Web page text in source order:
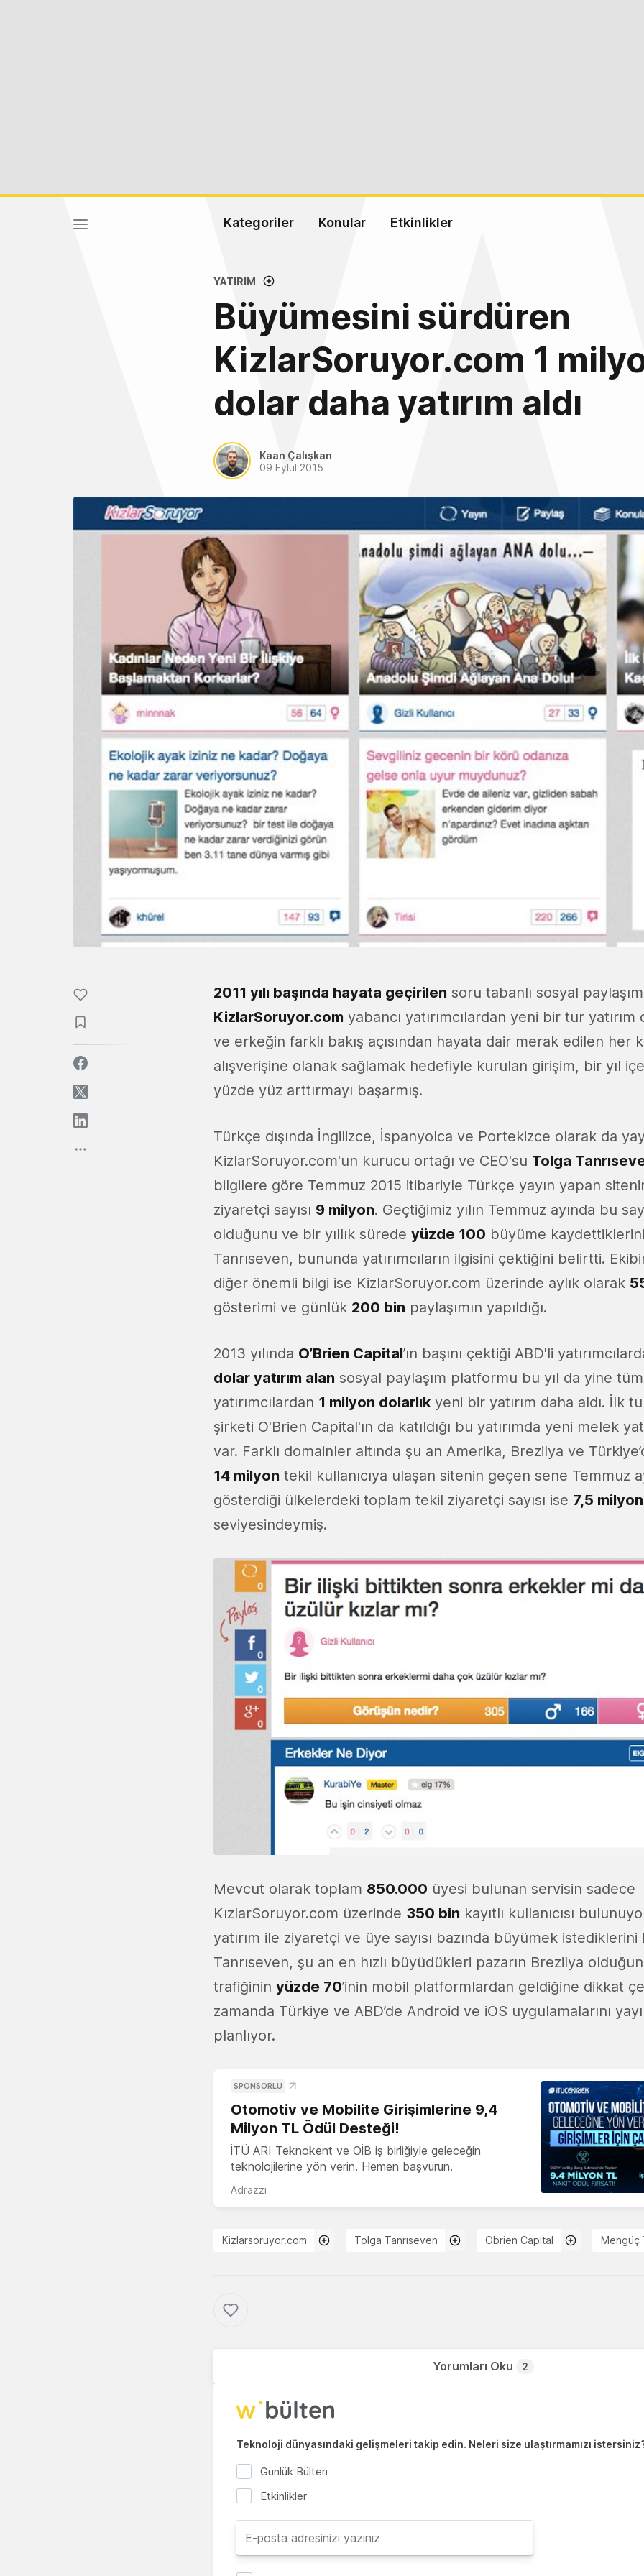
Kategoriler Konular Etkinlikler
YATIRIM
Büyümesini sürdüren
KizlarSoruyor.com 1
dolar daha yatırım aldı
Kaan Çalışkan
09 Eylül 2015
2011 yılı başında hayata geçirilen soru tabanlı sosyal
KizlarSoruyor.com yabancı yatırımcılardan yeni bir tur yatırım
ve erkeğin farklı bakış açısından hayata dair merak edilen her
alışverişine olanak sağlamak hedefiyle kurulan girişim, bir yıl
yüzde yüz arttırmayı başarmış.
Türkçe dışında İngilizce, İspanyolca ve Portekizce olarak da
KizlarSoruyor.com'un kurucu ortağı ve CEO'su Tolga
bilgilere göre Temmuz 2015 itibariyle Türkçe yayın yapan
ziyaretçi sayısı 9 milyon. Geçtiğimiz yılın Temmuz ayında bu
olduğunu ve bir yıllık sürede yüzde 100 büyüme
Tanrıseven, bununda yatırımcıların ilgisini çektiğini belirtti.
diğer önemli bilgi ise KizlarSoruyor.com üzerinde aylık olarak
gösterimi ve günlük 200 bin paylaşımın yapıldığı.
2013 yılında O’Brien Capital’ın başını çektiği ABD'li
dolar yatırım alan sosyal paylaşım platformu bu yıl da yine
yatırımcılardan 1 milyon dolarlıkyeni bir yatırım daha aldı. İlk
şirketi O'Brien Capital'ın da katıldığı bu yatırımda yeni melek
var. Farklı domainler altında şu an Amerika, Brezilya ve
14 milyon tekil kullanıcıya ulaşan sitenin geçen sene Temmuz
gösterdiği ülkelerdeki toplam tekil ziyaretçi sayısı ise 7,5 milyon
seviyesindeymiş.
Mevcut olarak toplam 850.000 üyesi bulunan servisin sadece
KızlarSoruyor.com üzerinde 350 bin kayıtlı kullanıcısı
yatırım ile ziyaretçi ve üye sayısı bazında büyümek
Tanrıseven, şu an en hızlı büyüdükleri pazarın Brezilya
trafiğinin yüzde 70’inin mobil platformlardan geldiğine dikkat
zamanda Türkiye ve ABD’de Android ve iOS uygulamalarını
planlıyor.
SPONSORLU
Otomotiv ve Mobilite Girişimlerine 9,4
Milyon TL Ödül Desteği!
İTÜ ARI Teknokent ve OİB iş birliğiyle geleceğin
teknolojilerine yön verin. Hemen başvurun.
Adrazzi
Kizlarsoruyor.com Tolga Tanrıseven Obrien Capital Mengüç
Yorumları Oku 2
Teknoloji dünyasındaki gelişmeleri takip edin. Neleri size ulaştırmamızı
Günlük Bülten
Etkinlikler